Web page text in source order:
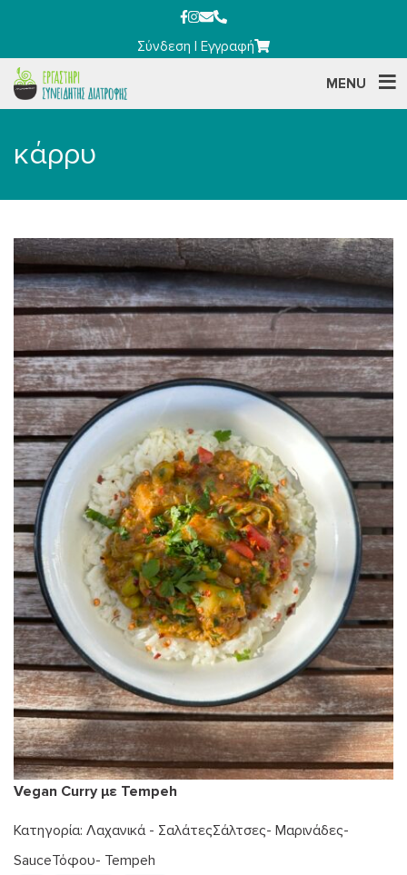
Σύνδεση |Εγγραφή
MENU
κάρρυ
Vegan Curry με Tempeh
Κατηγορία: Λαχανικά - ΣαλάτεςΣάλτσες- Μαρινάδες-
SauceΤόφου- Tempeh